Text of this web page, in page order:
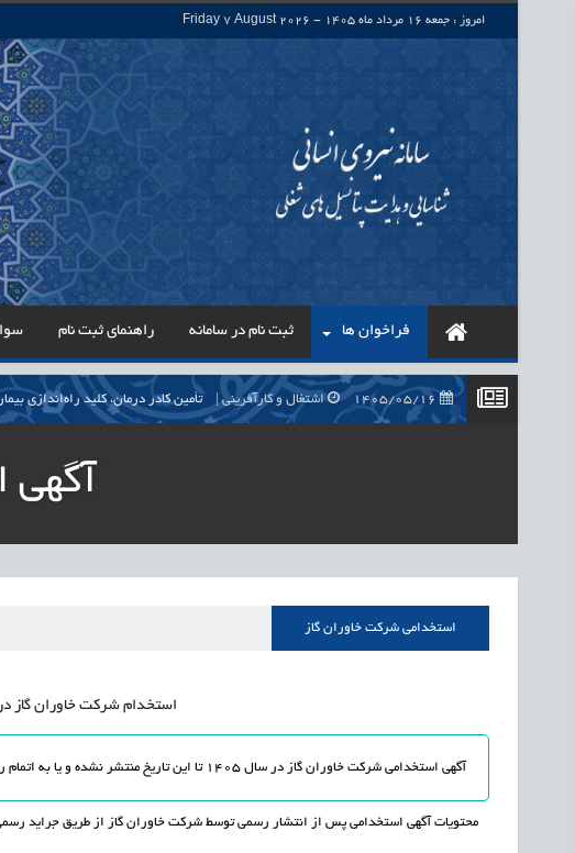
امروز : جمعه 16 مرداد ماه 1405 - Friday 7 August 2026
فراخوان ها ثبت نام در سامانه راهنمای ثبت نام
اشتغال و کارآفرینی تأمین کادر درمان، کلید راه‌اندازی بیمارستان ۴۰۰ تختخوابی
قرارداد کار معین، راهکار پایدار
1405/05/16 اشتغال و کارآفرینی رئیس مرکز منابع انسانی
آگهی
استخدامی شرکت خاوران گاز
استخدام شرکت خاوران گاز در
آگهی استخدامی شرکت خاوران گاز در سال 1405 تا این تاریخ منتشر نشده و یا به اتمام رسیده است.
محتویات آگهی استخدامی پس از انتشار رسمی توسط شرکت خاوران گاز از طریق جراید رسمی